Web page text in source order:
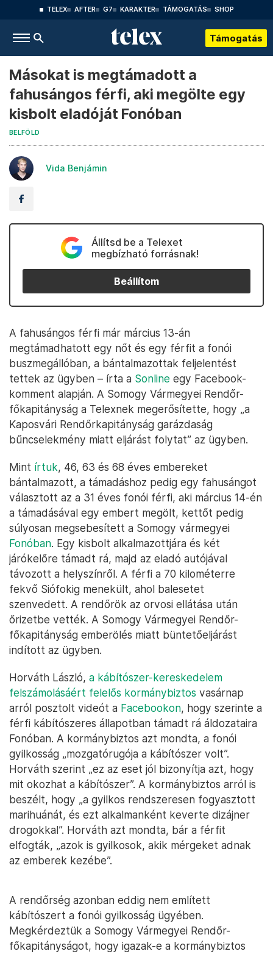
TELEX AFTER G7 KARAKTER TÁMOGATÁS SHOP
Támogatás
Másokat is megtámadott a
fahusángos férfi, aki megölte egy
kisbolt eladóját Fonóban
BELFÖLD
Vida Benjámin
Állítsd be a Telexet
megbízható forrásnak!
Beállítom
A fahusángos férfi már március 13-án
megtámadhatott egy nőt és egy férfit a fonói
buszmegállóban, a bántalmazottak feljelentést
tettek az ügyben – írta a Sonline egy Facebook-
komment alapján. A Somogy Vármegyei Rendőr-
főkapitányság a Telexnek megerősítette, hogy „a
Kaposvári Rendőrkapitányság garázdaság
bűncselekmény miatt eljárást folytat” az ügyben.
Mint írtuk, 46, 63 és 68 éves embereket
bántalmazott, a támadáshoz pedig egy fahusángot
választott az a 31 éves fonói férfi, aki március 14-én
a támadásával egy embert megölt, kettőt pedig
súlyosan megsebesített a Somogy vármegyei
Fonóban. Egy kisbolt alkalmazottjára és két
járókelőre támadt rá, majd az eladó autójával
távozott a helyszínről. A férfi a 70 kilométerre
fekvő Siófokig menekült, ahol balesetet
szenvedett. A rendőrök az orvosi ellátása után
őrizetbe vették. A Somogy Vármegyei Rendőr-
főkapitányság emberölés miatt büntetőeljárást
indított az ügyben.
Horváth László, a kábítószer-kereskedelem
felszámolásáért felelős kormánybiztos vasárnap
arról posztolt videót a Facebookon, hogy szerinte a
férfi kábítószeres állapotban támadt rá áldozataira
Fonóban. A kormánybiztos azt mondta, a fonói
gyilkosság „mozgatórugója a kábítószer volt”.
Horváth szerint „ez az eset jól bizonyítja azt, hogy
mit okozhat a kábítószer”. A kormánybiztos arról is
beszélt, hogy „a gyilkos rendszeresen fogyasztott
marihuánát, és ezt alkalmanként keverte dizájner
drogokkal”. Horváth azt mondta, bár a férfit
elfogták, „azok is gyilkosok, akik mérgeket adnak
az emberek kezébe”.
A rendőrség azonban eddig nem említett
kábítószert a fonói gyilkosság ügyében.
Megkérdeztük a Somogy Vármegyei Rendőr-
főkapitányságot, hogy igazak-e a kormánybiztos